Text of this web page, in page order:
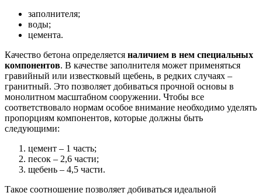
заполнителя;
воды;
цемента.
Качество бетона определяется наличием в нем специальных
компонентов. В качестве заполнителя может применяться
гравийный или известковый щебень, в редких случаях –
гранитный. Это позволяет добиваться прочной основы в
монолитном масштабном сооружении. Чтобы все
соответствовало нормам особое внимание необходимо уделять
пропорциям компонентов, которые должны быть
следующими:
цемент – 1 часть;
песок – 2,6 части;
щебень – 4,5 части.
Такое соотношение позволяет добиваться идеальной